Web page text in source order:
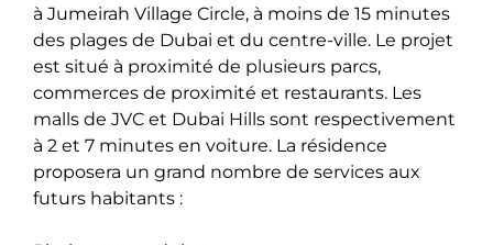
à Jumeirah Village Circle, à moins de 15 minutes
des plages de Dubai et du centre-ville. Le projet
est situé à proximité de plusieurs parcs,
commerces de proximité et restaurants. Les
malls de JVC et Dubai Hills sont respectivement
à 2 et 7 minutes en voiture. La résidence
proposera un grand nombre de services aux
futurs habitants :